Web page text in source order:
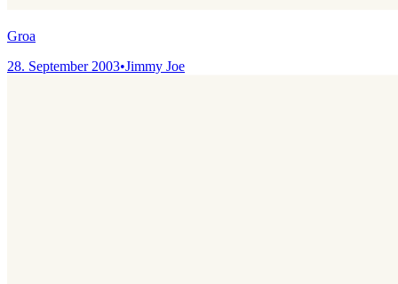
Groa
28. September 2003•Jimmy Joe